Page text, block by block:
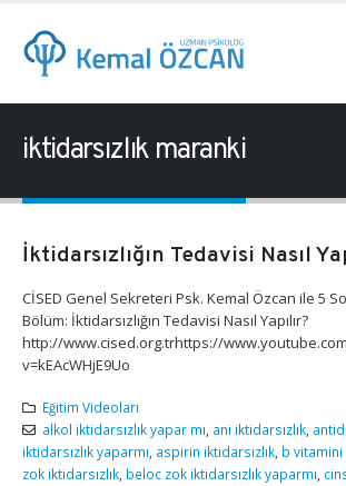
iktidarsızlık maranki
İktidarsızlığın Tedavisi Nasıl
CİSED Genel Sekreteri Psk. Kemal Özcan ile 5
Bölüm: İktidarsızlığın Tedavisi Nasıl Yapılır?
http://www.cised.org.trhttps://
v=kEAcWHjE9Uo
Eğitim Videoları
alkol iktidarsızlık yapar mı, ani iktidarsızlık,
iktidarsızlık yaparmı, aspirin iktidarsızlık, b vitamini
zok iktidarsızlık, beloc zok iktidarsızlık yaparmı,